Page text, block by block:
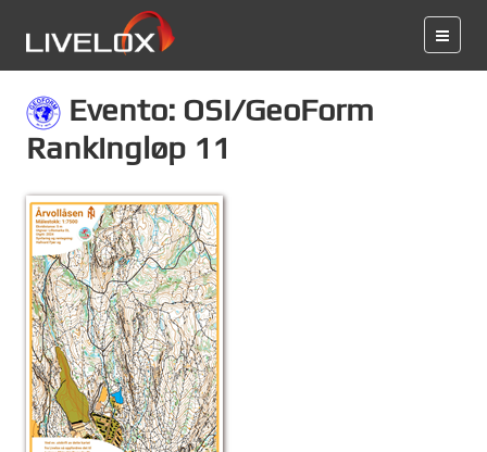
Evento: OSI/GeoForm
Rankingløp 11